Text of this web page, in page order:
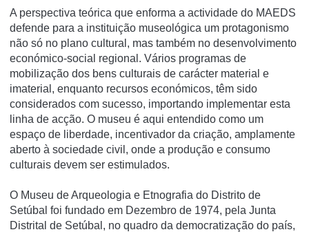
A perspectiva teórica que enforma a actividade do MAEDS
defende para a instituição museológica um protagonismo
não só no plano cultural, mas também no desenvolvimento
económico-social regional. Vários programas de
mobilização dos bens culturais de carácter material e
imaterial, enquanto recursos económicos, têm sido
considerados com sucesso, importando implementar esta
linha de acção. O museu é aqui entendido como um
espaço de liberdade, incentivador da criação, amplamente
aberto à sociedade civil, onde a produção e consumo
culturais devem ser estimulados.
O Museu de Arqueologia e Etnografia do Distrito de
Setúbal foi fundado em Dezembro de 1974, pela Junta
Distrital de Setúbal, no quadro da democratização do país,